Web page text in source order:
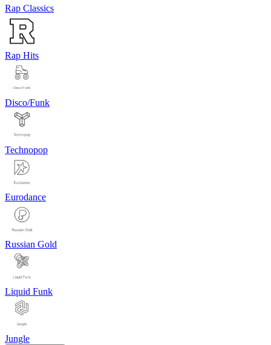
Rap Classics
Rap Hits
Disco/Funk
Technopop
Eurodance
Russian Gold
Liquid Funk
Jungle